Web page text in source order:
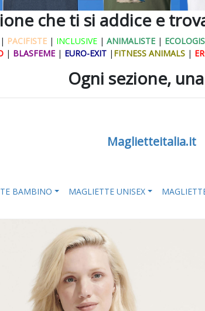
che ti si addice e
| PACIFISTE | INCLUSIVE | ANIMALISTE |
| BLASFEME | EURO-EXIT | FITNESS ANIMALS |
Ogni sezione,
Maglietteitalia.it
BAMBINO MAGLIETTE UNISEX